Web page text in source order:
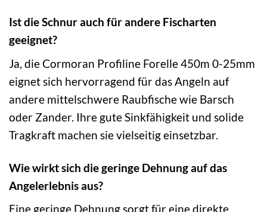
Ist die Schnur auch für andere Fischarten
geeignet?
Ja, die Cormoran Profiline Forelle 450m 0-25mm
eignet sich hervorragend für das Angeln auf
andere mittelschwere Raubfische wie Barsch
oder Zander. Ihre gute Sinkfähigkeit und solide
Tragkraft machen sie vielseitig einsetzbar.
Wie wirkt sich die geringe Dehnung auf das
Angelerlebnis aus?
Eine geringe Dehnung sorgt für eine direkte